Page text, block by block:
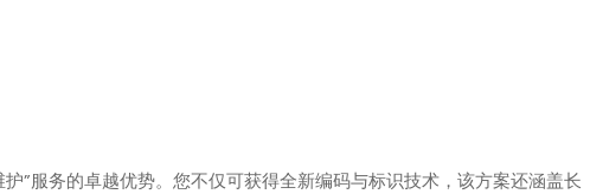
”服务的卓越优势。您不仅可获得全新编码与标识技术，该方案还涵盖长